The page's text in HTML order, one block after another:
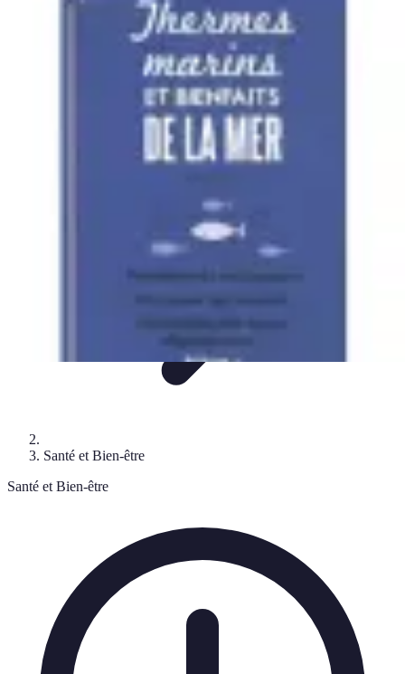
PréparationAstuces NautiquesPaddle
Santé et Bien-être
Santé et Bien-être